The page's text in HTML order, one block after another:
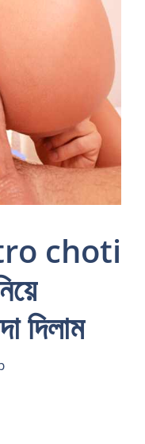
choti
দিলাম